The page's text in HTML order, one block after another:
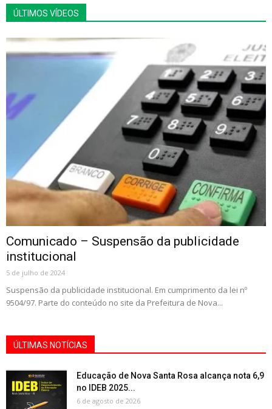
ÚLTIMOS VÍDEOS
Comunicado – Suspensão da publicidade
institucional
5 de julho de 2024
Suspensão da publicidade institucional. Em cumprimento da lei nº
9504/97. Parte do conteúdo no site da Prefeitura de Nova...
ÚLTIMAS NOTÍCIAS
Educação de Nova Santa Rosa alcança nota 6,9
no IDEB 2025...
6 de agosto de 2026